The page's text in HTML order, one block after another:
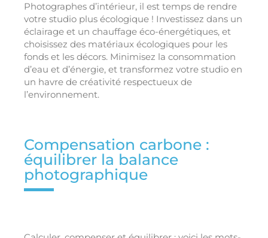
Photographes d’intérieur, il est temps de rendre
votre studio plus écologique ! Investissez dans un
éclairage et un chauffage éco-énergétiques, et
choisissez des matériaux écologiques pour les
fonds et les décors. Minimisez la consommation
d’eau et d’énergie, et transformez votre studio en
un havre de créativité respectueux de
l’environnement.
Compensation carbone :
équilibrer la balance
photographique